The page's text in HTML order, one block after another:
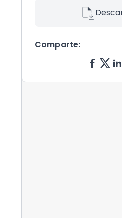
file_save
Comparte: